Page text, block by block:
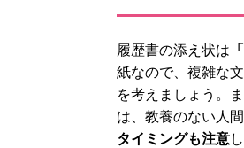
履歴書の添え状は
紙なので、複雑な
を考えましょう。ま
は、教養のない人
タイミングも注意